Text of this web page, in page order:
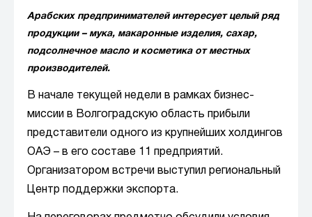
Арабских предпринимателей интересует целый ряд
продукции – мука, макаронные изделия, сахар,
подсолнечное масло и косметика от местных
производителей.
В начале текущей недели в рамках бизнес-
миссии в Волгоградскую область прибыли
представители одного из крупнейших холдингов
ОАЭ – в его составе 11 предприятий.
Организатором встречи выступил региональный
Центр поддержки экспорта.